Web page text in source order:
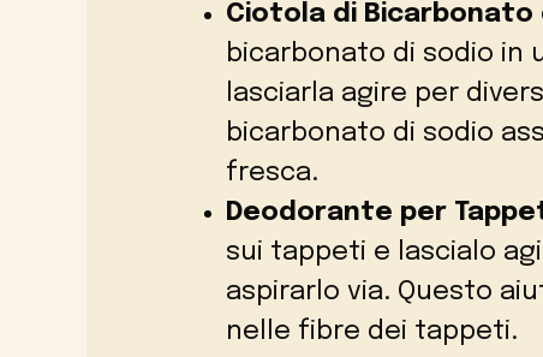
Ciotola di Bicarbonato
bicarbonato di sodio in
lasciarla agire per
bicarbonato di sodio
fresca.
Deodorante per
sui tappeti e lascialo
aspirarlo via. Questo
nelle fibre dei tappeti.